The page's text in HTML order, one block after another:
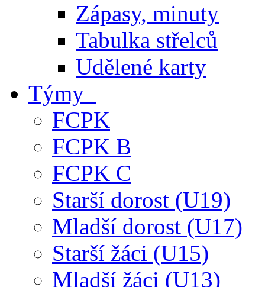
Zápasy, minuty
Tabulka střelců
Udělené karty
Týmy
FCPK
FCPK B
FCPK C
Starší dorost (U19)
Mladší dorost (U17)
Starší žáci (U15)
Mladší žáci (U13)